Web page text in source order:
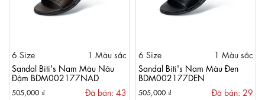
6 Size
1 Màu sắc
Sandal Biti's Nam Màu Nâu
Đậm BDM002177NAD
505,000 ₫ Đã bán: 43
6 Size
1 Màu sắc
Sandal Biti's Nam Màu Đen
BDM002177DEN
505,000 ₫ Đã bán: 29